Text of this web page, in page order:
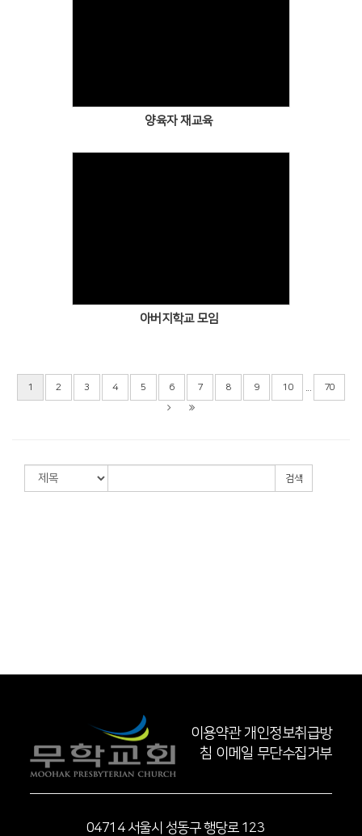
양육자 재교육
아버지학교 모임
1 2 3 4 5 6 7 8 9 10 70
검색
이용약관 개인정보취급방
침 이메일 무단수집거부
04714 서울시 성동구 행당로 123